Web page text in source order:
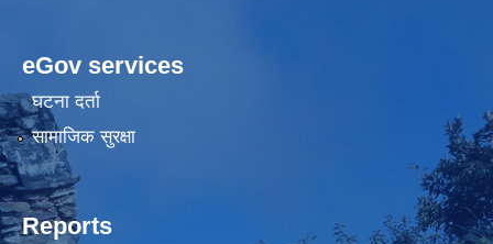
eGov services
घटना दर्ता
सामाजिक सुरक्षा
Reports